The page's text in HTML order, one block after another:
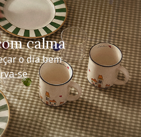
calma
o dia bem
se